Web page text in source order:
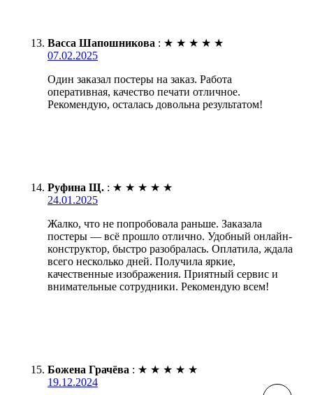
Васса Шапошникова : ★ ★ ★ ★ ★
07.02.2025
Один заказал постеры на заказ. Работа
оперативная, качество печати отличное.
Рекомендую, осталась довольна результатом!
Руфина Щ. : ★ ★ ★ ★ ★
24.01.2025
Жалко, что не попробовала раньше. Заказала
постеры — всё прошло отлично. Удобный онлайн-
конструктор, быстро разобралась. Оплатила, ждала
всего несколько дней. Получила яркие,
качественные изображения. Приятный сервис и
внимательные сотрудники. Рекомендую всем!
Божена Грачёва : ★ ★ ★ ★ ★
19.12.2024